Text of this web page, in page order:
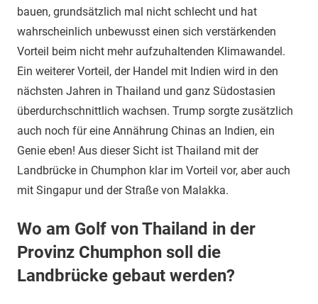
bauen, grundsätzlich mal nicht schlecht und hat
wahrscheinlich unbewusst einen sich verstärkenden
Vorteil beim nicht mehr aufzuhaltenden Klimawandel.
Ein weiterer Vorteil, der Handel mit Indien wird in den
nächsten Jahren in Thailand und ganz Südostasien
überdurchschnittlich wachsen. Trump sorgte zusätzlich
auch noch für eine Annährung Chinas an Indien, ein
Genie eben! Aus dieser Sicht ist Thailand mit der
Landbrücke in Chumphon klar im Vorteil vor, aber auch
mit Singapur und der Straße von Malakka.
Wo am Golf von Thailand in der
Provinz Chumphon soll die
Landbrücke gebaut werden?